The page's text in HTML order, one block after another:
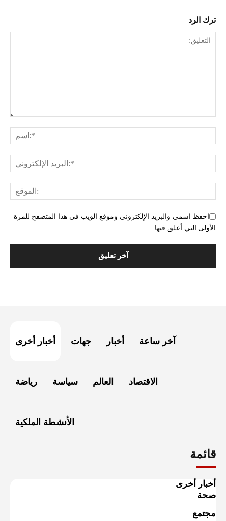
ترك الرد
احفظ اسمي والبريد الإلكتروني وموقع الويب في هذا المتصفح للمرة
الأولى التي أعلق فيها.
أخبار أخرى جهات أخبار آخر ساعة
رياضة سياسة العالم الاقتصاد
الأنشطة الملكية
قائمة
أخبار أخرى
صحة
مجتمع